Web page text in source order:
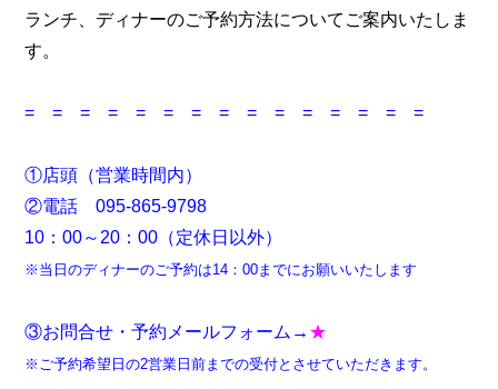
ランチ、ディナーのご予約方法についてご案内いたしま
す。
= = = = = = = = = = = = = = =
①店頭（営業時間内）
②電話 095-865-9798
10：00～20：00（定休日以外）
※当日のディナーのご予約は14：00までにお願いいたします
③お問合せ・予約メールフォーム→ ★
※ご予約希望日の2営業日前までの受付とさせていただきます。